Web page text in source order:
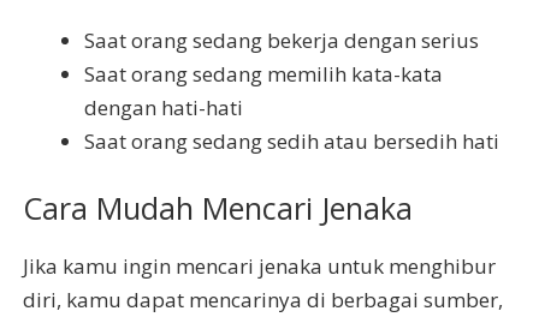
Saat orang sedang bekerja dengan serius
Saat orang sedang memilih kata-kata
dengan hati-hati
Saat orang sedang sedih atau bersedih hati
Cara Mudah Mencari Jenaka
Jika kamu ingin mencari jenaka untuk menghibur
diri, kamu dapat mencarinya di berbagai sumber,